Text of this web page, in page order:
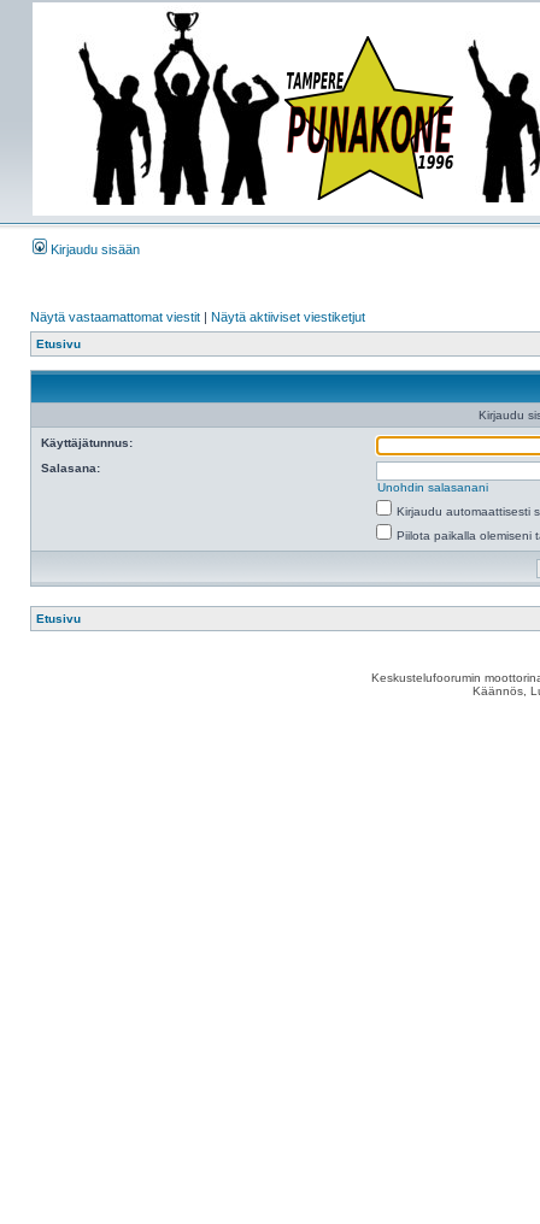
Kirjaudu sisään
Näytä vastaamattomat viestit | Näytä aktiiviset viestiketjut
Etusivu
Kirjaudu
Käyttäjätunnus:
Salasana:
Unohdin salasanani
Kirjaudu automaattisesti
Piilota paikalla olemiseni
Etusivu
Keskustelufoorumin
Käännös,